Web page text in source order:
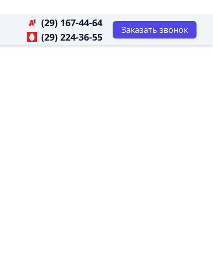
(29) 167-44-64
(29) 224-36-55
Заказать звонок